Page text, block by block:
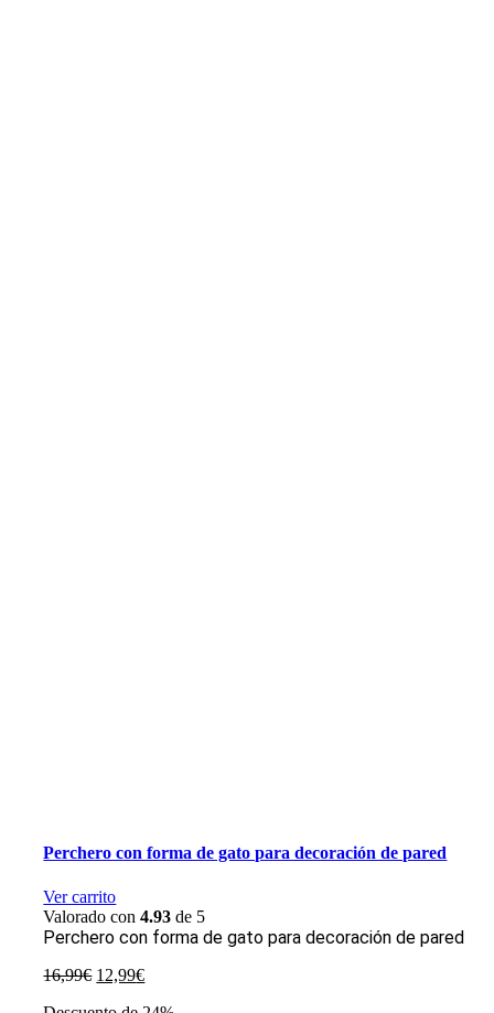
Perchero con forma de gato para decoración de pared
Ver carrito
Valorado con4.93 de 5
Perchero con forma de gato para decoración de pared
16,99€ El
12,99€El